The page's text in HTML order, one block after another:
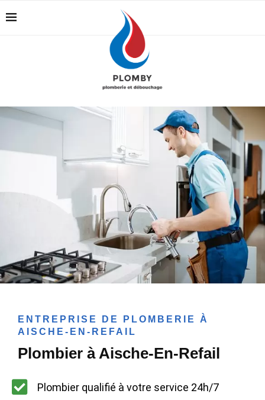
ENTREPRISE DE PLOMBERIE À
AISCHE-EN-REFAIL
Plombier à Aische-En-Refail
Plombier qualifié à votre service 24h/7